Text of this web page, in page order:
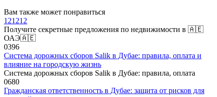
Вам также может понравиться
121212
Получите секретные предложения по недвижимости в 🇦🇪
ОАЭ🇦🇪
0396
Система дорожных сборов Salik в Дубае: правила, оплата и
влияние на городскую жизнь
Система дорожных сборов Salik в Дубае: правила, оплата
0680
Гражданская ответственность в Дубае: защита от рисков для